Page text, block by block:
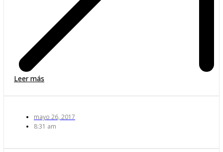
Leer más
mayo 26, 2017
8:31 am